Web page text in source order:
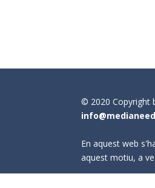
© 2020 Copyright
En aquest web
aquest motiu, a